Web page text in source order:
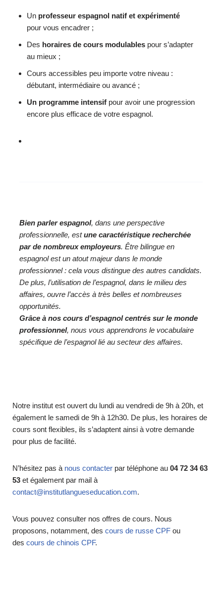
Un professeur espagnol natif et expérimenté
pour vous encadrer ;
Des horaires de cours modulables pour s’adapter
au mieux ;
Cours accessibles peu importe votre niveau :
débutant, intermédiaire ou avancé ;
Un programme intensif pour avoir une progression
encore plus efficace de votre espagnol.
Bien parler espagnol, dans une perspective
professionnelle, estune caractéristique recherchée
par de nombreux employeurs. Être bilingue en
espagnol est un atout majeur dans le monde
professionnel : cela vous distingue des autres candidats.
De plus, l’utilisation de l’espagnol, dans le milieu des
affaires, ouvre l’accès à très belles et nombreuses
opportunités.
Grâce à nos cours d’espagnol centrés sur le monde
professionnel, nous vous apprendrons le vocabulaire
spécifique de l’espagnol lié au secteur des affaires.
Notre institut est ouvert du lundi au vendredi de 9h à 20h, et
également le samedi de 9h à 12h30. De plus, les horaires de
cours sont flexibles, ils s’adaptent ainsi à votre demande
pour plus de facilité.
N’hésitez pas à nous contacter par téléphone au 04 72 34 63
53 et également par mail à
contact@institutlangueseducation.com.
Vous pouvez consulter nos offres de cours. Nous
proposons, notamment, des cours de russe CPF ou
des cours de chinois CPF.